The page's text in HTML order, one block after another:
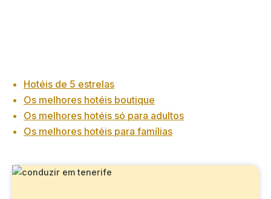
Hotéis de 5 estrelas
Os melhores hotéis boutique
Os melhores hotéis só para adultos
Os melhores hotéis para famílias